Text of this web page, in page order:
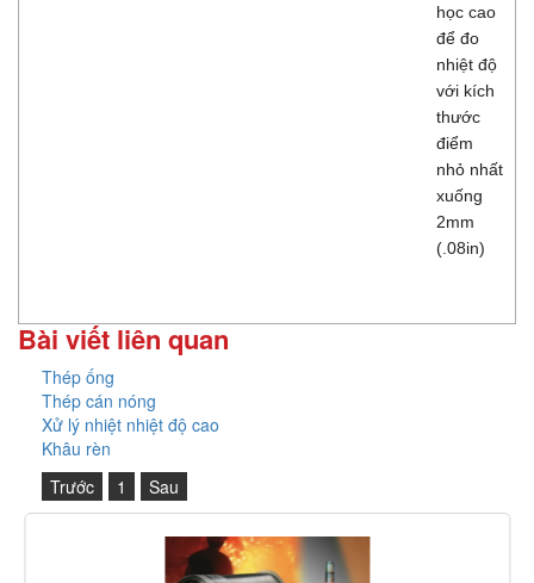
học cao
để đo
nhiệt độ
với kích
thước
điểm
nhỏ nhất
xuống
2mm
(.08in)
Bài viết liên quan
Thép ống
Thép cán nóng
Xử lý nhiệt nhiệt độ cao
Khâu rèn
Trước
1 Sau